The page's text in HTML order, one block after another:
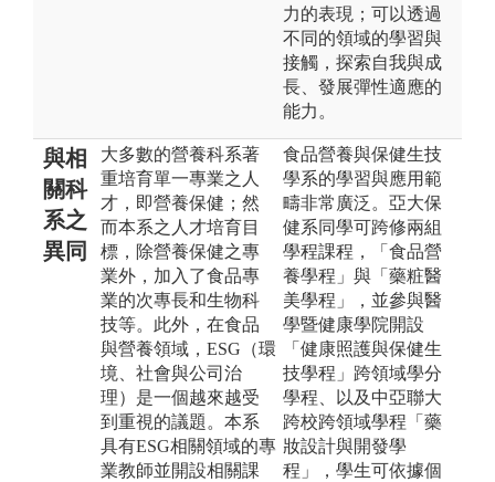
力的表現；可以透過
不同的領域的學習與
接觸，探索自我與成
長、發展彈性適應的
能力。
與相
關科
系之
異同
大多數的營養科系著
重培育單一專業之人
才，即營養保健；然
而本系之人才培育目
標，除營養保健之專
業外，加入了食品專
業的次專長和生物科
技等。此外，在食品
與營養領域，ESG（環
境、社會與公司治
理）是一個越來越受
到重視的議題。本系
具有ESG相關領域的專
業教師並開設相關課
食品營養與保健生技
學系的學習與應用範
疇非常廣泛。亞大保
健系同學可跨修兩組
學程課程，「食品營
養學程」與「藥粧醫
美學程」，並參與醫
學暨健康學院開設
「健康照護與保健生
技學程」跨領域學分
學程、以及中亞聯大
跨校跨領域學程「藥
妝設計與開發學
程」，學生可依據個